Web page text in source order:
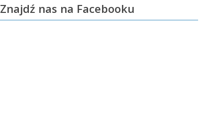
Znajdź nas na Facebooku